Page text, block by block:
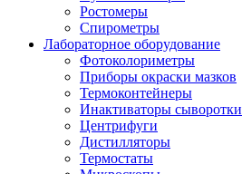
Ростомеры
Спирометры
Лабораторное оборудование
Фотоколориметры
Приборы окраски мазков
Термоконтейнеры
Инактиваторы сыворотки
Центрифуги
Дистилляторы
Термостаты